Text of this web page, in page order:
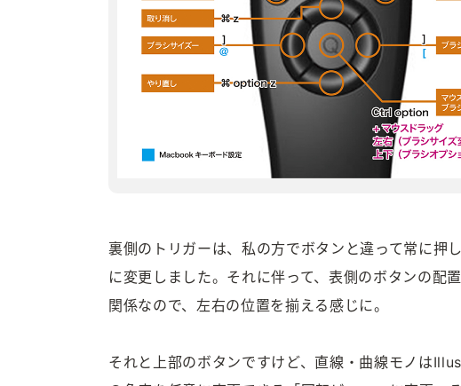
裏側のトリガーは、私の方でボタンと違って常に押
に変更しました。それに伴って、表側のボタンの配
関係なので、左右の位置を揃える感じに。
それと上部のボタンですけど、直線・曲線モノは